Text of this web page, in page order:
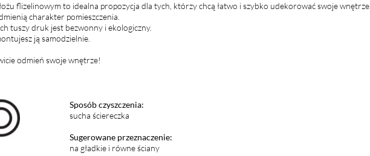
flizelinowym to idealna propozycja dla tych, którzy chcą łatwo i szybko udekorować swoje wnętrze.
charakter pomieszczenia.
tuszy druk jest bezwonny i ekologiczny.
ją samodzielnie.
odmień swoje wnętrze!
Sposób czyszczenia:
sucha ściereczka
Sugerowane przeznaczenie:
na gładkie i równe ściany